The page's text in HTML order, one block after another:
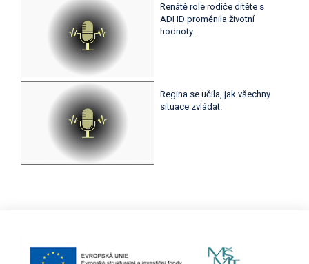
Renátě role rodiče dítěte s
ADHD proměnila životní
hodnoty.
Regina se učila, jak všechny
situace zvládat.